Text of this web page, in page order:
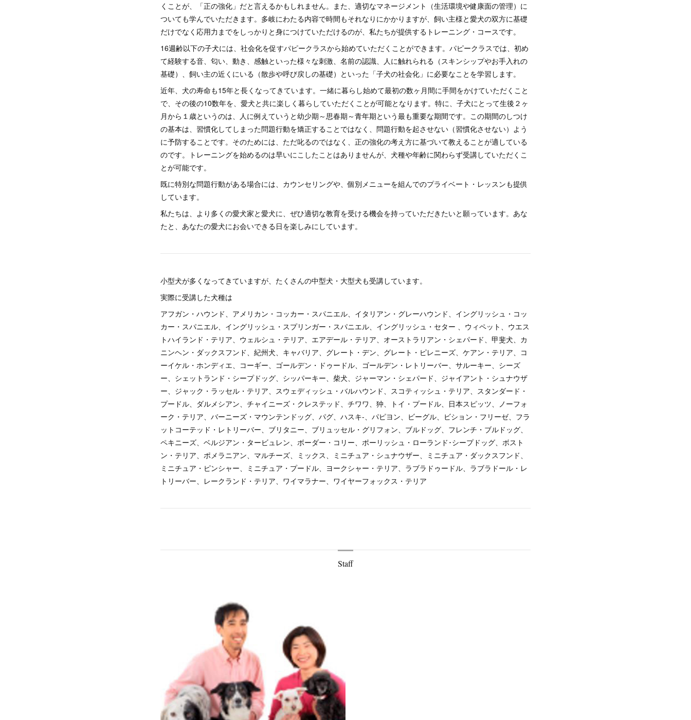
くことが、「正の強化」だと言えるかもしれません。また、適切なマネージメント（生活環境や健康面の管理）に
ついても学んでいただきます。多岐にわたる内容で時間もそれなりにかかりますが、飼い主様と愛犬の双方に基礎
だけでなく応用力までをしっかりと身につけていただけるのが、私たちが提供するトレーニング・コースです。
16週齢以下の子犬には、社会化を促すパピークラスから始めていただくことができます。パピークラスでは、初め
て経験する音、匂い、動き、感触といった様々な刺激、名前の認識、人に触れられる（スキンシップやお手入れの
基礎）、飼い主の近くにいる（散歩や呼び戻しの基礎）といった「子犬の社会化」に必要なことを学習します。
近年、犬の寿命も15年と長くなってきています。一緒に暮らし始めて最初の数ヶ月間に手間をかけていただくこと
で、その後の10数年を、愛犬と共に楽しく暮らしていただくことが可能となります。特に、子犬にとって生後２ヶ
月から１歳というのは、人に例えていうと幼少期～思春期～青年期という最も重要な期間です。この期間のしつけ
の基本は、習慣化してしまった問題行動を矯正することではなく、問題行動を起させない（習慣化させない）よう
に予防することです。そのためには、ただ叱るのではなく、正の強化の考え方に基づいて教えることが適している
のです。トレーニングを始めるのは早いにこしたことはありませんが、犬種や年齢に関わらず受講していただくこ
とが可能です。
既に特別な問題行動がある場合には、カウンセリングや、個別メニューを組んでのプライベート・レッスンも提供
しています。
私たちは、より多くの愛犬家と愛犬に、ぜひ適切な教育を受ける機会を持っていただきたいと願っています。あな
たと、あなたの愛犬にお会いできる日を楽しみにしています。
小型犬が多くなってきていますが、たくさんの中型犬・大型犬も受講しています。
実際に受講した犬種は
アフガン・ハウンド、アメリカン・コッカー・スパニエル、イタリアン・グレーハウンド、イングリッシュ・コッ
カー・スパニエル、イングリッシュ・スプリンガー・スパニエル、イングリッシュ・セター 、ウィペット、ウエス
トハイランド・テリア、ウェルシュ・テリア、エアデール・テリア、オーストラリアン・シェパード、甲斐犬、カ
ニンヘン・ダックスフンド、紀州犬、キャバリア、グレート・デン、グレート・ピレニーズ、ケアン・テリア、コ
ーイケル・ホンディエ、コーギー、ゴールデン・ドゥードル、ゴールデン・レトリーバー、サルーキー、シーズ
ー、シェットランド・シープドッグ、シッパーキー、柴犬、ジャーマン・シェパード、ジャイアント・シュナウザ
ー、ジャック・ラッセル・テリア、スウェディッシュ・バルハウンド、スコティッシュ・テリア、スタンダード・
プードル、ダルメシアン、チャイニーズ・クレステッド、チワワ、狆、トイ・プードル、日本スピッツ、ノーフォ
ーク・テリア、バーニーズ・マウンテンドッグ、パグ、ハスキ-、パピヨン、ビーグル、ビション・フリーゼ、フラ
ットコーテッド・レトリーバー、ブリタニー、ブリュッセル・グリフォン、ブルドッグ、フレンチ・ブルドッグ、
ペキニーズ、ベルジアン・タービュレン、ボーダー・コリー、ポーリッシュ・ローランド･シープドッグ、ボスト
ン・テリア、ポメラニアン、マルチーズ、ミックス、ミニチュア・シュナウザー、ミニチュア・ダックスフンド、
ミニチュア・ピンシャー、ミニチュア・プードル、ヨークシャー・テリア、ラブラドゥードル、ラブラドール・レ
トリーバー、レークランド・テリア、ワイマラナー、ワイヤーフォックス・テリア
Staff